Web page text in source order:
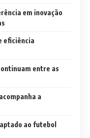
em inovação
eficiência
entre as
a
ao futebol